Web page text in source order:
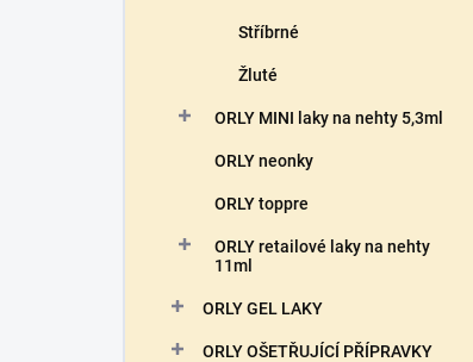
Stříbrné
Žluté
ORLY MINI laky na nehty 5,3ml
ORLY neonky
ORLY toppre
ORLY retailové laky na nehty
11ml
ORLY GEL LAKY
ORLY OŠETŘUJÍCÍ PŘÍPRAVKY